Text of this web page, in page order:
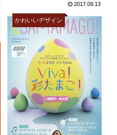
2017.09.13
かわいいデザイン